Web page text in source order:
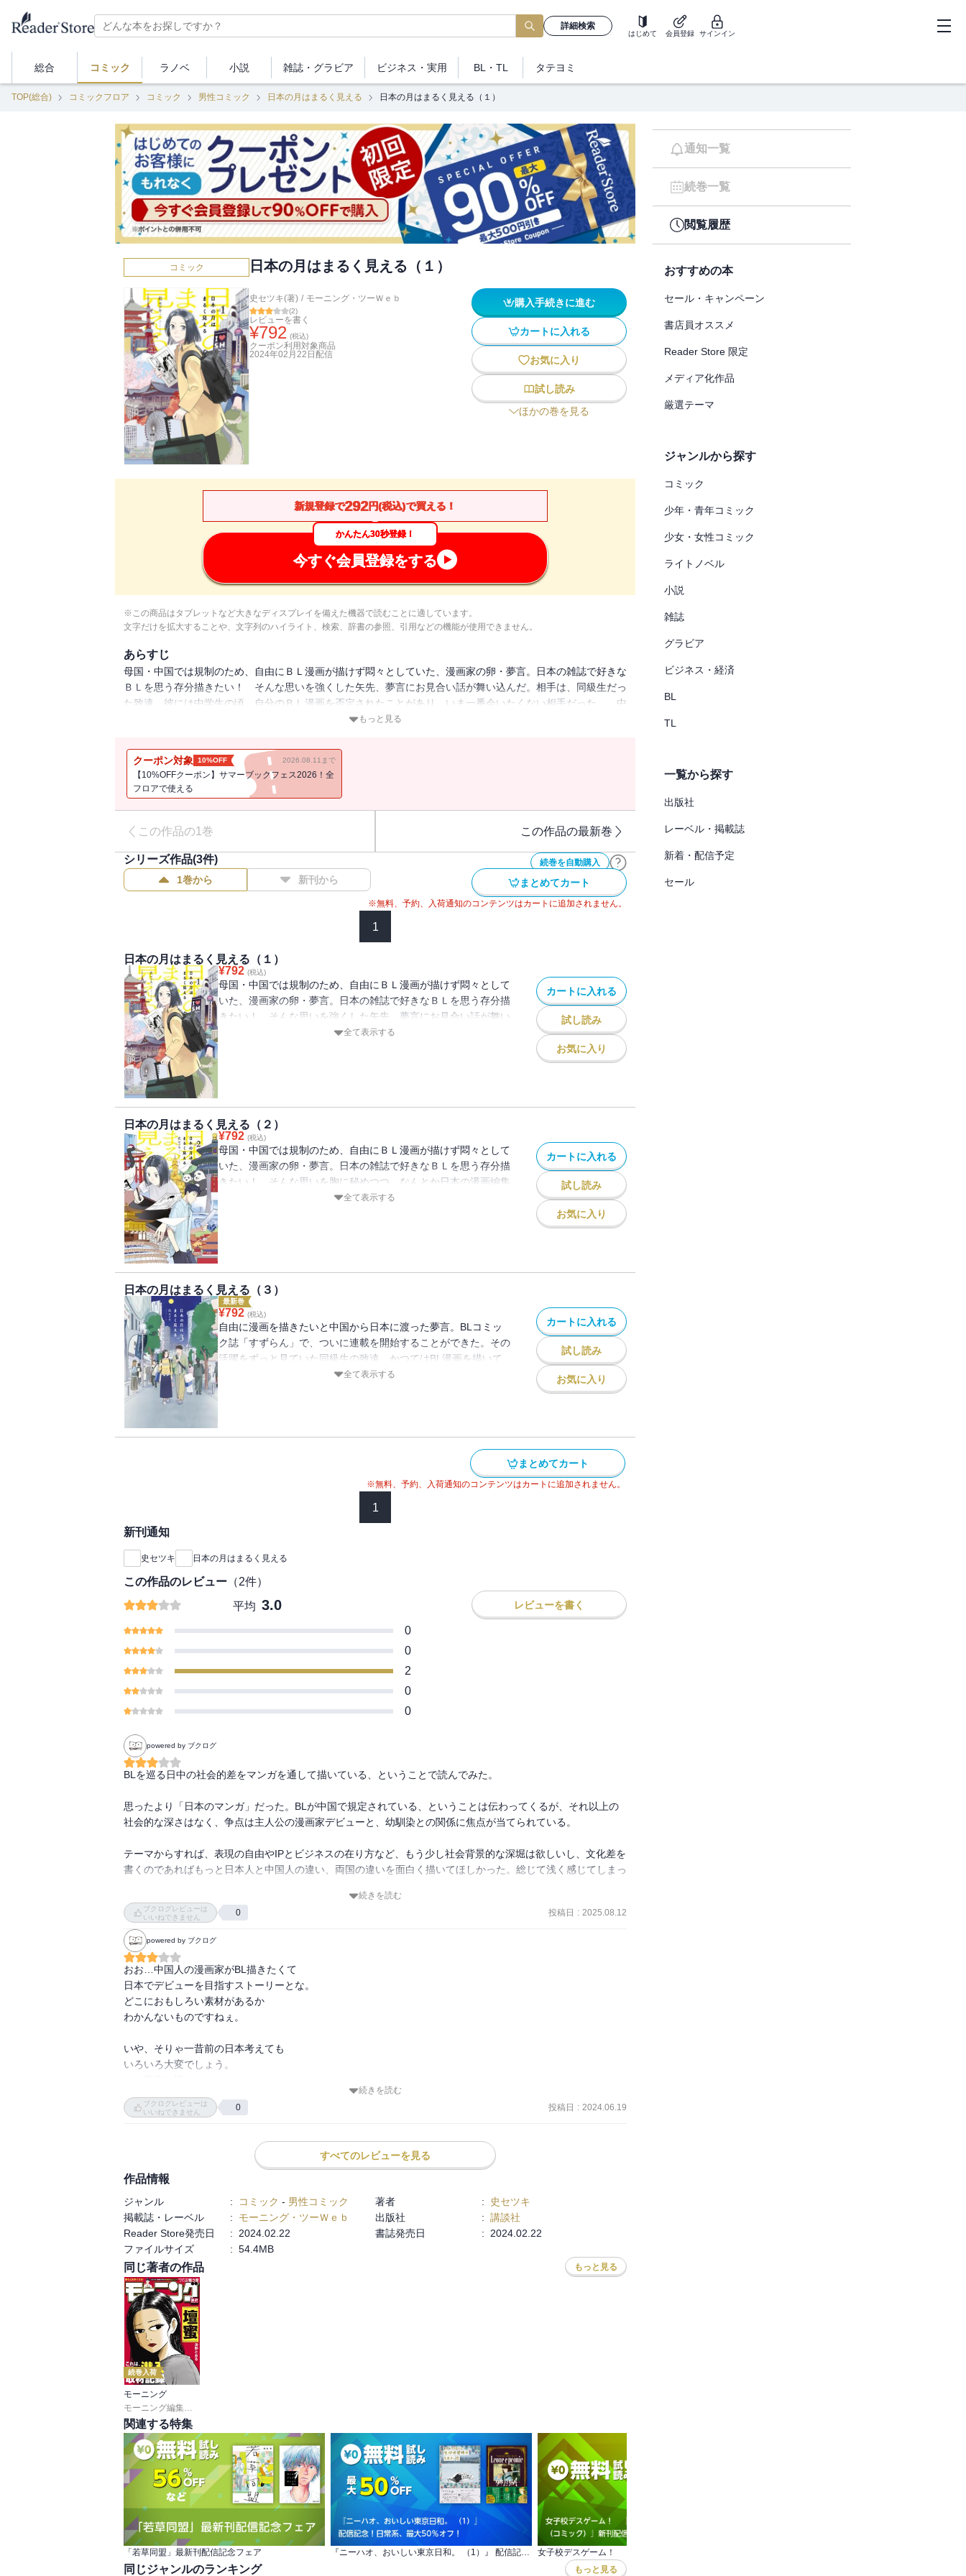
詳細検索
はじめて 会員登録 サインイン
総合 コミック ラノベ 小説 雑誌・ グラビア ビジネス ・実用 BL・TL タテヨミ
TOP(総合) コミックフロア コミック 男性コミック 日本の月はまるく見える 日本の月はまるく見える（１）
コミック 日本の月はまるく見える（１）
史セツキ(著) / モーニング・ツーＷｅｂ
(2)
レビューを書く
¥792 (税込)
クーポン利用対象商品
2024年02月22日 配信
購入手続きに進む
カートに入れる
お気に入り
試し読み
ほかの巻を見る
新規登録で292円(税込)で買える！
かんたん30秒登録！
今すぐ会員登録をする
※この商品はタブレットなど大きなディスプレイを備えた機器で読むことに適しています。
文字だけを拡大することや、文字列のハイライト、検索、辞書の参照、引用などの機能が使用できません。
あらすじ
母国・中国では規制のため、自由にＢＬ漫画が描けず悶々としていた、漫画家の卵・夢言。日本の雑誌で好きな
ＢＬを思う存分描きたい！ そんな思いを強くした矢先、夢言にお見合い話が舞い込んだ。相手は、同級生だっ
た致遠。彼には中学生の頃、自分のＢＬ漫画を否定されたことがあり、いま一番会いたくない相手だった…。中
国と日本、文化も慣習も違う2つの国を行き来しながら、自分の夢を叶えようと奮闘する中国人女性の葛藤と冒
連載化となった作品です。
もっと見る
クーポン対象 10%OFF 2026.08.11まで
【10%OFFクーポン】サマーブックフェス2026！全
フロアで使える
この作品の1巻 この作品の最新巻
続巻を自動購入
シリーズ作品(3件)
1巻から 新刊から まとめてカート
※無料、予約、入荷通知のコンテンツはカートに追加されません。
1
日本の月はまるく見える（１）
¥792 (税込)
母国・中国では規制のため、自由にＢＬ漫画が描けず悶々として
いた、漫画家の卵・夢言。日本の雑誌で好きなＢＬを思う存分描
きたい！ そんな思いを強くした矢先、夢言にお見合い話が舞い
込んだ。相手は、同級生だった致遠。彼には中学生の頃、自分の
れ話題となり、「モーニング・ツー」で連載化となった作品で
す。
全て表示する
カートに入れる
試し読み
お気に入り
日本の月はまるく見える（２）
¥792 (税込)
母国・中国では規制のため、自由にＢＬ漫画が描けず悶々として
いた、漫画家の卵・夢言。日本の雑誌で好きなＢＬを思う存分描
きたい！ そんな思いを胸に秘めつつ、なんとか日本の漫画編集
者に担当してもらい、読み切り掲載までは叶ったが、「連載」の
の国を行き来しながら、自分の夢を叶えようと奮闘する中国人女
性の葛藤と冒険を描く第２巻！ 2023年春に「モーニング」に
読み切り版が掲載され話題となり、「モーニング・ツー」で連載
化となった作品です。
全て表示する
カートに入れる
試し読み
お気に入り
日本の月はまるく見える（３）
最新巻
¥792 (税込)
自由に漫画を描きたいと中国から日本に渡った夢言。BLコミッ
ク誌「すずらん」で、ついに連載を開始することができた。その
活躍をずっと見ていた同級生の致遠。かつてはBL漫画を描いて
いた夢言を全否定していたが、夢言が夢を叶える姿に触発され、
し…！？ 中国と日本、文化も慣習も違う2つの国を行き来しな
がら、自分の夢を叶えようと奮闘する中国人女性の葛藤と冒険を
描く第３巻は、ついに最終章！ 2023年春に「モーニング」に
読み切り版が掲載され話題となり、「モーニング・ツー」で連載
全て表示する
カートに入れる
試し読み
お気に入り
まとめてカート
※無料、予約、入荷通知のコンテンツはカートに追加されません。
1
新刊通知
史セツキ 日本の月はまるく見える
この作品のレビュー （2件）
平均 3.0 レビューを書く
0
0
2
0
0
powered by ブクログ
BLを巡る日中の社会的差をマンガを通して描いている、ということで読んでみた。
思ったより「日本のマンガ」だった。BLが中国で規定されている、ということは伝わってくるが、それ以上の
社会的な深さはなく、争点は主人公の漫画家デビューと、幼馴染との関係に焦点が当てられている。
テーマからすれば、表現の自由やIPとビジネスの在り方など、もう少し社会背景的な深堀は欲しいし、文化差を
書くのであればもっと日本人と中国人の違い、両国の違いを面白く描いてほしかった。総じて浅く感じてしまっ
BL漫画家の一斉摘発は第1巻の後に起きたはずで、そうしたことがどれだけシリアスに描かれているかは気にな
るものの、2巻まで買って読むかはちょっと迷う。
続きを読む
ブクログレビューは
いいねできません
0 投稿日 : 2025.08.12
powered by ブクログ
おお…中国人の漫画家がBL描きたくて
日本でデビューを目指すストーリーとな。
どこにおもしろい素材があるか
わかんないものですねぇ。
いや、そりゃ一昔前の日本考えても
いろいろ大変でしょう。
中国人の家族関係も少し垣間見えて興味深い。
幼ななじみの致遠は今のところ
サポートしてくれているけれど
親たちからは恋人だと勘違いされてたり。
盛り込まれていて興味深かったです。
続きを読む
ブクログレビューは
いいねできません
0 投稿日 : 2024.06.19
すべてのレビューを見る
作品情報
ジャンル : コミック - 男性コミック 著者 :
史セツキ
掲載誌・レーベル
: モーニング・ツーＷｅｂ 出版社 : 講談社
Reader Store発売日
: 2024.02.22 書誌発売日 : 2024.02.22
ファイルサイズ
: 54.4MB
同じ著者の作品 もっと見る
続巻入荷
モーニング
関連する特集
「若草同盟」最新刊配信記念フェア
同じジャンルのランキング もっと見る
通知一覧
続巻一覧
閲覧履歴
おすすめの本
セール・キャンペーン
書店員オススメ
Reader Store 限定
メディア化作品
厳選テーマ
ジャンルから探す
コミック
少年・青年コミック
少女・女性コミック
ライトノベル
小説
雑誌
グラビア
ビジネス・経済
BL
TL
一覧から探す
出版社
レーベル・掲載誌
新着・配信予定
セール